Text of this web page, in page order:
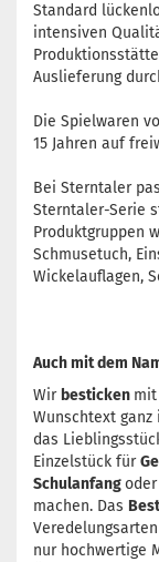
Standard
intensiven
Auslieferung
Die Spielwaren
15 Jahren auf
Bei Sterntaler
Sterntaler-Serie
Produktgruppen
Schmusetuch,
Wickelauflagen,
Auch mit dem
Wir besticken mit
Wunschtext
das
Einzelstück für
Schulanfang
machen. Das
nur hochwertige